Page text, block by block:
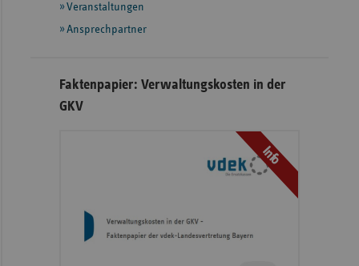
Veranstaltungen
Ansprechpartner
Faktenpapier: Verwaltungskosten in der
GKV
Info